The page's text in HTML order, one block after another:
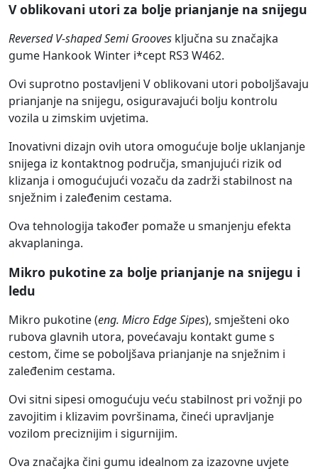
V oblikovani utori za bolje prianjanje na snijegu
Reversed V-shaped Semi Grooves ključna su značajka
gume Hankook Winter i*cept RS3 W462.
Ovi suprotno postavljeni V oblikovani utori poboljšavaju
prianjanje na snijegu, osiguravajući bolju kontrolu
vozila u zimskim uvjetima.
Inovativni dizajn ovih utora omogućuje bolje uklanjanje
snijega iz kontaktnog područja, smanjujući rizik od
klizanja i omogućujući vozaču da zadrži stabilnost na
snježnim i zaleđenim cestama.
Ova tehnologija također pomaže u smanjenju efekta
akvaplaninga.
Mikro pukotine za bolje prianjanje na snijegu i
ledu
Mikro pukotine (eng. Micro Edge Sipes), smješteni oko
rubova glavnih utora, povećavaju kontakt gume s
cestom, čime se poboljšava prianjanje na snježnim i
zaleđenim cestama.
Ovi sitni sipesi omogućuju veću stabilnost pri vožnji po
zavojitim i klizavim površinama, čineći upravljanje
vozilom preciznijim i sigurnijim.
Ova značajka čini gumu idealnom za izazovne uvjete